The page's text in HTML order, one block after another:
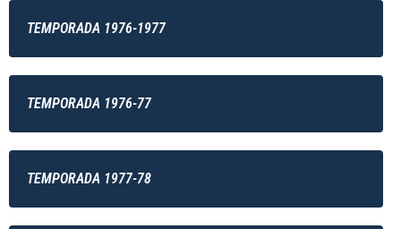
TEMPORADA 1976-1977
TEMPORADA 1976-77
TEMPORADA 1977-78